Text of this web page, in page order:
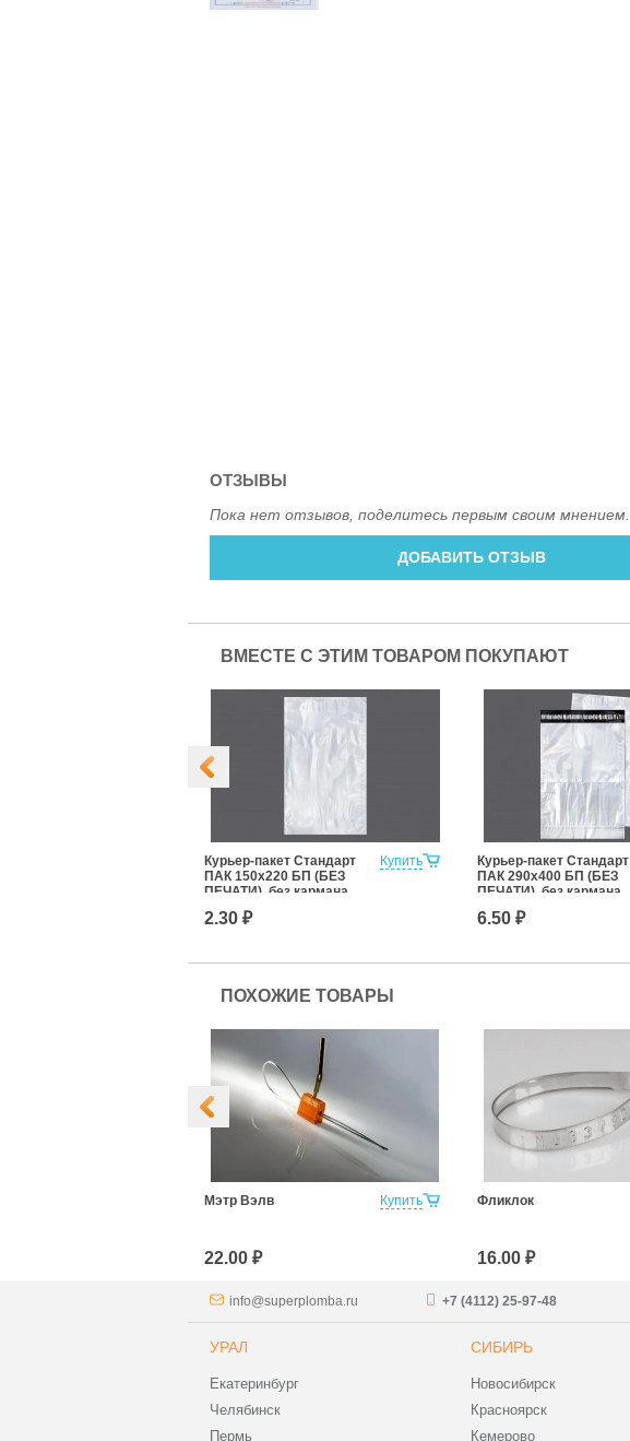
ОТЗЫВЫ
Пока нет отзывов, поделитесь первым своим мнением.
ДОБАВИТЬ ОТЗЫВ
ВМЕСТЕ С ЭТИМ ТОВАРОМ ПОКУПАЮТ
Купить
Курьер-пакет Стандарт
ПАК 150х220 БП (БЕЗ
ПЕЧАТИ), без кармана
2.30 ₽
Курьер-пакет Стандарт
ПАК 290х400 БП (БЕЗ
ПЕЧАТИ), без кармана
6.50 ₽
ПОХОЖИЕ ТОВАРЫ
Купить
Мэтр Вэлв
22.00 ₽
Фликлок
16.00 ₽
info@superplomba.ru +7 (4112) 25-97-48
УРАЛ
Екатеринбург
Челябинск
Пермь
СИБИРЬ
Новосибирск
Красноярск
Кемерово